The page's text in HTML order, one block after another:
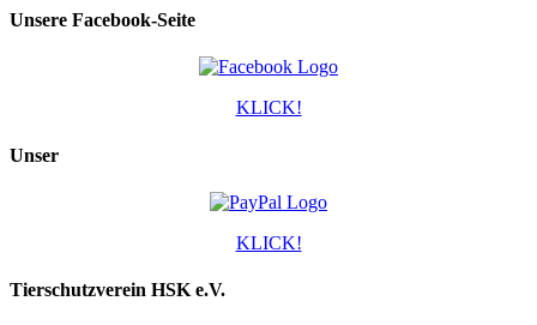
Unsere Facebook-Seite
KLICK!
Unser
KLICK!
Tierschutzverein HSK e.V.